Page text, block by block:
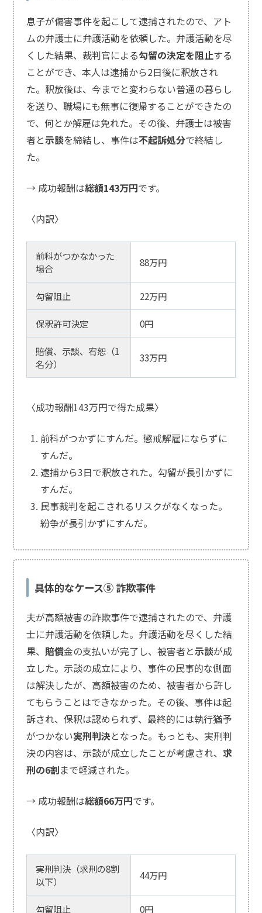
息子が傷害事件を起こして逮捕されたので、アト
ムの弁護士に弁護活動を依頼した。弁護活動を尽
くした結果、裁判官による勾留の決定を阻止する
ことができ、本人は逮捕から2日後に釈放され
た。釈放後は、今までと変わらない普通の暮らし
を送り、職場にも無事に復帰することができたの
で、何とか解雇は免れた。その後、弁護士は被害
者と示談を締結し、事件は不起訴処分で終結し
た。
→ 成功報酬は総額143万円です。
〈内訳〉
前科がつかなかった
場合
88万円
勾留阻止 22万円
保釈許可決定 0円
賠償、示談、宥恕（1
名分）
33万円
〈成功報酬143万円で得た成果〉
前科がつかずにすんだ。懲戒解雇にならずに
すんだ。
逮捕から3日で釈放された。勾留が長引かずに
すんだ。
民事裁判を起こされるリスクがなくなった。
紛争が長引かずにすんだ。
具体的なケース⑤ 詐欺事件
夫が高額被害の詐欺事件で逮捕されたので、弁護
士に弁護活動を依頼した。弁護活動を尽くした結
果、 賠償金の支払いが完了し、被害者と示談が成
立した。示談の成立により、事件の民事的な側面
は解決したが、高額被害のため、被害者から許し
てもらうことはできなかった。その後、事件は起
訴され、保釈は認められず、最終的には執行猶予
がつかない実刑判決となった。もっとも、実刑判
決の内容は、示談が成立したことが考慮され、 求
刑の6割まで軽減された。
→ 成功報酬は総額66万円です。
〈内訳〉
実刑判決（求刑の8割
以下）
44万円
勾留阻止 0円